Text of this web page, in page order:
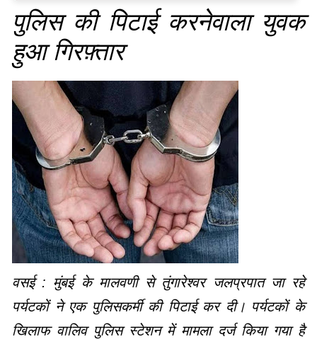
पुलिस की पिटाई करनेवाला युवक
हुआ गिरफ़्तार
वसई : मुंबई के मालवणी से तुंगारेश्वर जलप्रपात जा रहे
पर्यटकों ने एक पुलिसकर्मी की पिटाई कर दी। पर्यटकों के
खिलाफ वालिव पुलिस स्टेशन में मामला दर्ज किया गया है